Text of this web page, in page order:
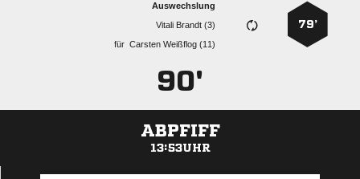
79’
Auswechslung
  
für   
90'
ABPFIFF
13:53UHR
ANZEIGE